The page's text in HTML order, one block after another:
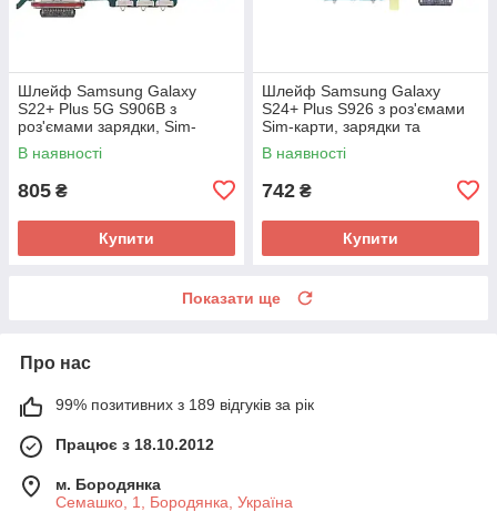
Шлейф Samsung Galaxy
S22+ Plus 5G S906B з
роз'ємами зарядки, Sim-
карти та мікрофоном - нижня
плата (оригинал Китай)
В наявності
805 ₴
Купити
Шлейф Samsung Galaxy
S24+ Plus S926 з роз'ємами
Sim-карти, зарядки та
мікрофоном - нижня плата
(оригінал Китай)
В наявності
742 ₴
Купити
Показати ще
Про нас
99% позитивних з 189 відгуків за рік
Працює з 18.10.2012
м. Бородянка
Семашко, 1, Бородянка, Україна